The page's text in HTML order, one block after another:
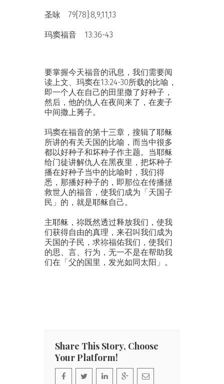
圣咏 79[78]:8,9,11,13
玛窦福音 13:36-43
要掌握今天福音的讯息，我们需要阅
读上文、玛窦在13:24-30所载的比喻，
即一个人在自己的田里撒了好种子，
然后，他的仇人在夜间来了，在麦子
中间撒上莠子。
玛窦在福音的第十三章，搜辑了耶稣
所讲的有关天国的比喻，而当中很多
都以好种子和坏种子作主题。当耶稣
给门徒讲解仇人在黑夜里，把坏种子
播在好种子当中的比喻时，我们得
悉，那播好种子的，即那位在传播拯
救世人的福音，使我们成为「天国子
民」的，就是耶稣自己。
主耶稣，祢既然透过释放我们，使我
们获得自由的真理，来召叫我们成为
天国的子民，求祢福佑我们，使我们
的思、言、行为，无一不是在帮助我
们在「父的国里，发光如同太阳」。
Share This Story, Choose
Your Platform!